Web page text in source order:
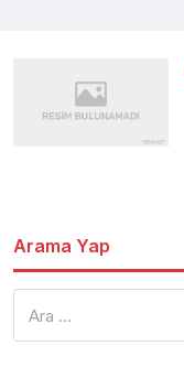
Arama Yap